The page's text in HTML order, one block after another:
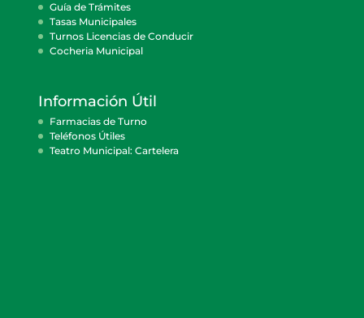
Guía de Trámites
Tasas Municipales
Turnos Licencias de Conducir
Cocheria Municipal
Información Útil
Farmacias de Turno
Teléfonos Útiles
Teatro Municipal: Cartelera